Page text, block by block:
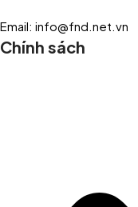
Email: info@fnd.net.vn
Chính sách